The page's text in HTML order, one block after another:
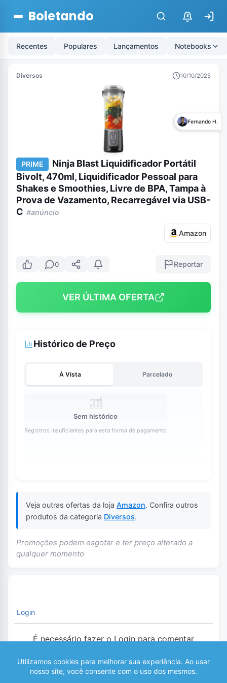
Boletando $
Recentes Populares Lançamentos Notebooks
Diversos 10/10/2025
Fernando H.
PRIME
Ninja Blast Liquidificador Portátil
Bivolt, 470ml, Liquidificador Pessoal para
Shakes e Smoothies, Livre de BPA, Tampa à
Prova de Vazamento, Recarregável via USB-
C #anúncio
Amazon
0 Reportar
VER ÚLTIMA OFERTA
Histórico de Preço
À Vista Parcelado
Sem histórico
Registros insuficientes para esta forma de pagamento
Veja outras ofertas da loja Amazon. Confira outros
produtos da categoria Diversos.
Promoções podem esgotar e ter preço alterado a
qualquer momento
Login
É necessário fazer o Login para comentar
COMENTÁRIOS